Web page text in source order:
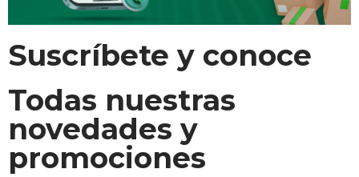
Suscríbete y conoce
Todas nuestras
novedades y
promociones